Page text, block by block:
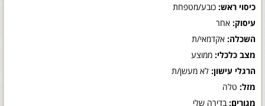
כיסוי ראש: כובע/מטפחת
עיסוק: אחר
השכלה: אקדמאי/ת
מצב כלכלי: ממוצע
הרגלי עישון: לא מעשן/ת
מזל: טלה
מגורים: בדירה שלי